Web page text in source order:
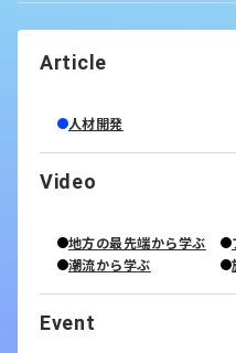
Article
人材開発
Video
地方の最先端から学ぶ
潮流から学ぶ
Event